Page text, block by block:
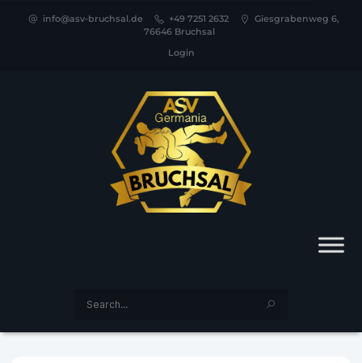
info@asv-bruchsal.de +49 7251 2632
Giesgrabenweg 6,
76646 Bruchsal
Login